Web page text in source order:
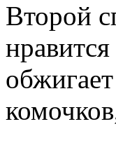
Второй